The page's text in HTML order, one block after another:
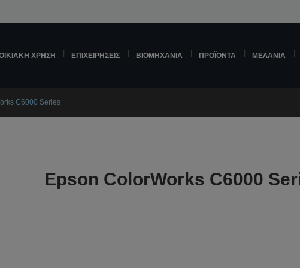
ΧΡΉΣΗ ΕΠΙΧΕΙΡΉΣΕΙΣ ΒΙΟΜΗΧΑΝΊΑ ΠΡΟΪΌΝΤΑ ΜΕΛΆΝΙΑ
C6000 Series
Epson ColorWorks C6000